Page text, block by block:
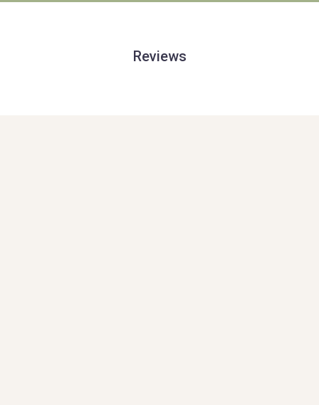
Reviews